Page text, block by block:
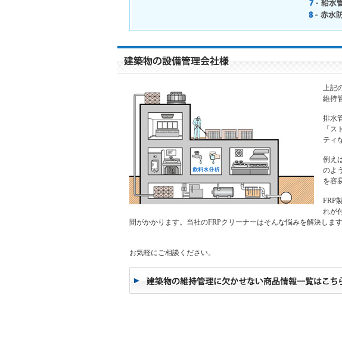
上記
維持
排水
「
ティ
例え
のよ
を容
FRP
れが
間がかかります。当社のFRPクリーナーはそんな悩みを解決します
お気軽にご相談ください。